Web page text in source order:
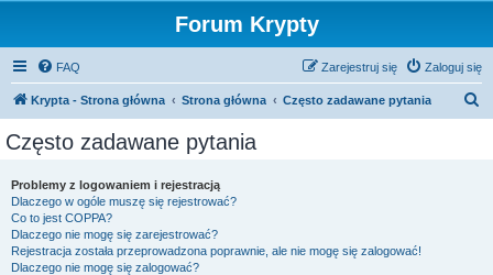
Forum Krypty
FAQ Zaloguj się
Zarejestruj się
Krypta - Strona główna Strona główna Często zadawane pytania
Często zadawane pytania
Problemy z logowaniem i rejestracją
Dlaczego w ogóle muszę się rejestrować?
Co to jest COPPA?
Dlaczego nie mogę się zarejestrować?
Rejestracja została przeprowadzona poprawnie, ale nie mogę się zalogować!
Dlaczego nie mogę się zalogować?